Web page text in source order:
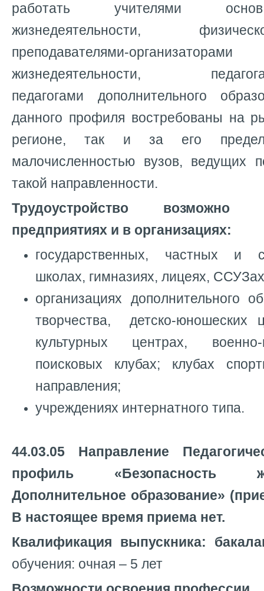
работать учителями
жизнедеятельности,
преподавателями-
жизнедеятельности,
педагогами дополнительного
данного профиля востребованы на
регионе, так и за его
малочисленностью вузов, ведущих
такой направленности.
Трудоустройство
предприятиях и в организациях:
государственных, частных и
школах, гимназиях, лицеях,
организациях дополнительного
творчества, детско-юношеских
культурных центрах, военно-
поисковых клубах; клубах
направления;
учреждениях интернатного типа.
44.03.05 Направление
профиль «Безопасность
Дополнительное образование»
В настоящее время приема нет.
Квалификация выпускника:
обучения: очная – 5 лет